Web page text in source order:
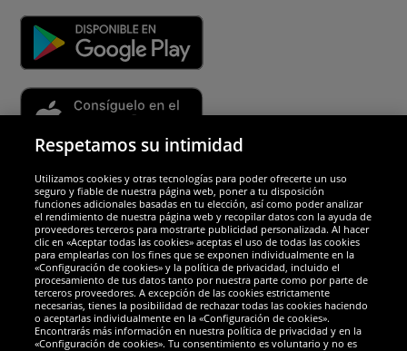
Socios y seguridad
Galardones
Respetamos su intimidad
Utilizamos cookies y otras tecnologías para poder ofrecerte un uso
seguro y fiable de nuestra página web, poner a tu disposición
funciones adicionales basadas en tu elección, así como poder analizar
el rendimiento de nuestra página web y recopilar datos con la ayuda de
proveedores terceros para mostrarte publicidad personalizada. Al hacer
clic en «Aceptar todas las cookies» aceptas el uso de todas las cookies
para emplearlas con los fines que se exponen individualmente en la
«Configuración de cookies» y la política de privacidad, incluido el
procesamiento de tus datos tanto por nuestra parte como por parte de
terceros proveedores. A excepción de las cookies estrictamente
necesarias, tienes la posibilidad de rechazar todas las cookies haciendo
o aceptarlas individualmente en la «Configuración de cookies».
Encontrarás más información en nuestra política de privacidad y en la
«Configuración de cookies». Tu consentimiento es voluntario y no es